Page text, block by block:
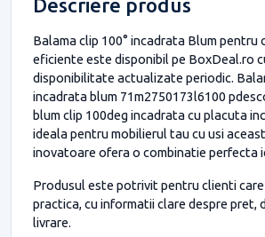
Descriere produs
Balama clip 100° incadrata Blum pentru
eficiente este disponibil pe BoxDeal.ro
disponibilitate actualizate periodic.
incadrata blum 71m2750173l6100
blum clip 100deg incadrata cu placuta
ideala pentru mobilierul tau cu usi
inovatoare ofera o combinatie perfecta
Produsul este potrivit pentru clienti
practica, cu informatii clare despre pret,
livrare.